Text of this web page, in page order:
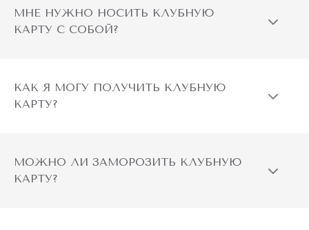
МНЕ НУЖНО НОСИТЬ КЛУБНУЮ
КАРТУ С СОБОЙ?
КАК Я МОГУ ПОЛУЧИТЬ КЛУБНУЮ
КАРТУ?
МОЖНО ЛИ ЗАМОРОЗИТЬ КЛУБНУЮ
КАРТУ?